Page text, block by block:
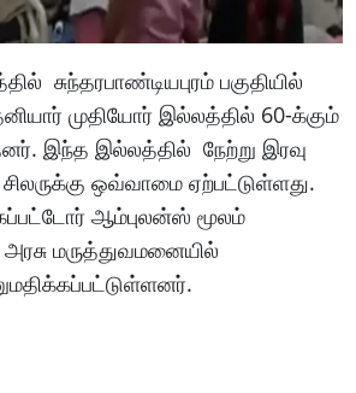
சுந்தரபாண்டியபுரம் பகுதியில்
முதியோர் இல்லத்தில் 60-க்கும்
இந்த இல்லத்தில் நேற்று இரவு
சிலருக்கு ஒவ்வாமை ஏற்பட்டுள்ளது.
ஆம்புலன்ஸ் மூலம்
மருத்துவமனையில்